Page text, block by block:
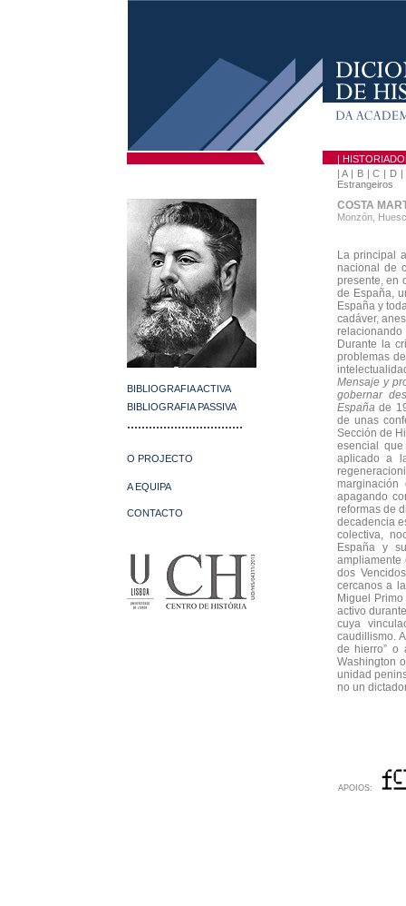
|
|A| B|C | D |
Estrangeiros
BIBLIOGRAFIA ACTIVA
BIBLIOGRAFIA PASSIVA
................................
O PROJECTO
A EQUIPA
CONTACTO
COSTA
Monzón,
La principal
nacional de
presente, en
de España,
España y
cadáver,
Durante la
problemas
Mensaje y
gobernar
España de
de unas
Sección de
esencial
aplicado a
apagando
reformas de
decadencia
colectiva,
España y
dos
cercanos a
Miguel
activo
cuya
caudillismo.
de hierro” o
Washington
unidad
no un
APOIOS: